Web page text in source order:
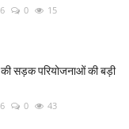
0 15
सड़क परियोजनाओं की बड़ी
0 43